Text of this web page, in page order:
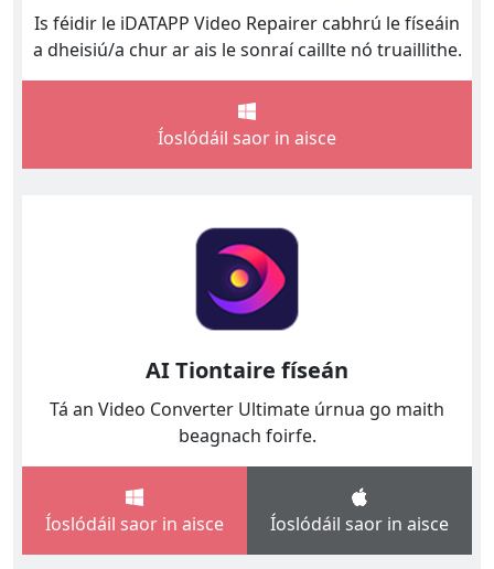
Is féidir le iDATAPP Video Repairer cabhrú le físeáin
a dheisiú/a chur ar ais le sonraí caillte nó truaillithe.
Íoslódáil saor in aisce
AI Tiontaire físeán
Tá an Video Converter Ultimate úrnua go maith
beagnach foirfe.
Íoslódáil saor in aisce Íoslódáil saor in aisce